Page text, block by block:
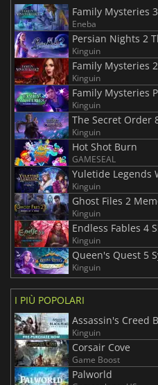
Family Mysteries
Eneba
Persian Nights 2
Kinguin
Family Mysteries
Kinguin
Family Mysteries
Kinguin
Kinguin
Hot Shot Burn
GAMESEAL
Kinguin
Ghost Files 2
Kinguin
Endless Fables 4
Kinguin
Queen's Quest 5
Kinguin
I PIÙ POPOLARI
Assassin's Creed
Kinguin
Corsair Cove
Game Boost
Palworld